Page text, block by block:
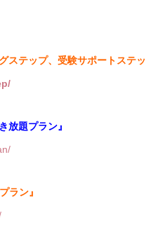
ステップ、受験サポートステッ
放題プラン』
ラン』